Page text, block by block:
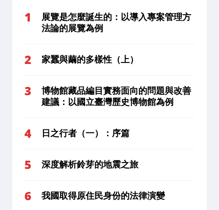
展覽是怎麼誕生的：以導入專案管理方
法論的展覽為例
家蠶與繭的多樣性（上）
博物館藏品編目實務面向的問題與改善
建議：以國立臺灣歷史博物館為例
日之行者（一）：序篇
深度解析鈴芽的地震之旅
我國取得原住民身份的法律演變